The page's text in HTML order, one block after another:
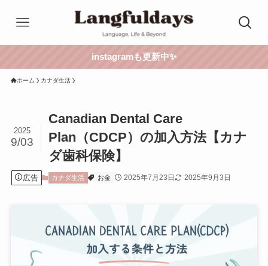
instagramも更新中✨
ホーム カナダ生活
Canadian Dental Care
Plan（CDCP）の加入方法【カナ
ダ歯科保険】
2025
9/03
広告 カナダ生活 お金 2025年7月23日 2025年9月3日